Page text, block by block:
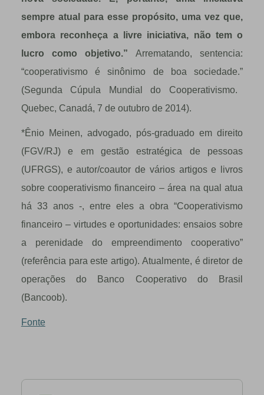
sempre atual para esse propósito, uma vez que,
embora reconheça a livre iniciativa, não tem o
lucro como objetivo.”
Arrematando, sentencia:
“cooperativismoé sinônimo de boa sociedade.”
(Segunda Cúpula Mundial do Cooperativismo.
Quebec, Canadá, 7 de outubro de 2014).
*Ênio Meinen, advogado, pós-graduado em direito
(FGV/RJ) e em gestão estratégica de pessoas
(UFRGS), e autor/coautor de vários artigos e livros
sobre cooperativismo financeiro – área na qual atua
há 33 anos -, entre eles a obra “Cooperativismo
financeiro – virtudes e oportunidades: ensaios sobre
a perenidade do empreendimento cooperativo”
(referência para este artigo). Atualmente, é diretor de
operações do Banco Cooperativo do Brasil
(Bancoob).
Fonte